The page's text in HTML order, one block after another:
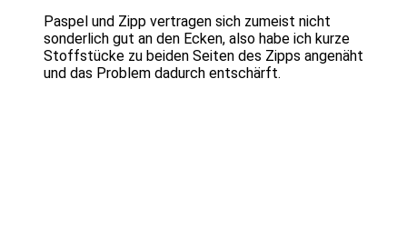
Paspel und Zipp vertragen sich zumeist nicht
sonderlich gut an den Ecken, also habe ich kurze
Stoffstücke zu beiden Seiten des Zipps angenäht
und das Problem dadurch entschärft.